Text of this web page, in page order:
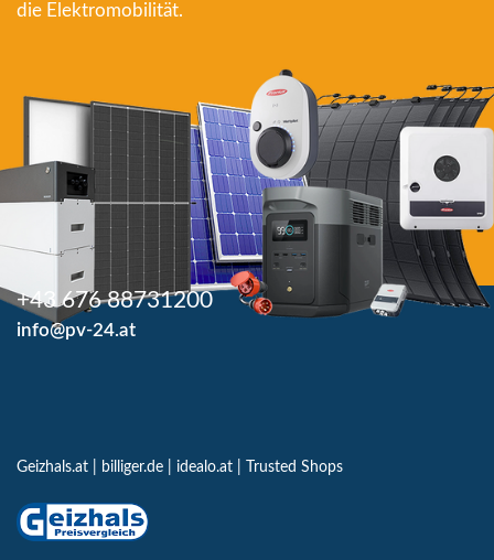
die Elektromobilität.
+43 676 88731200
info@pv-24.at
Geizhals.at billiger.de idealo.at Trusted Shops